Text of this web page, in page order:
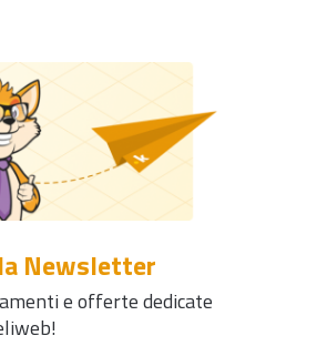
Newsletter
e offerte dedicate